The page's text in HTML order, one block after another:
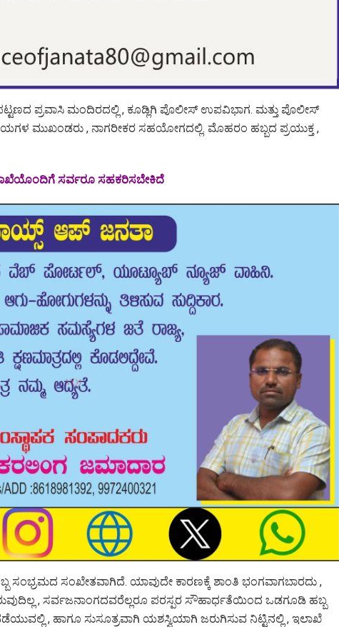
ಪ್ರವಾಸಿ ಮಂದಿರದಲ್ಲಿ , ಕೂಡ್ಲಿಗಿ ಪೊಲೀಸ್ ಉಪವಿಭಾಗ. ಮತ್ತು ಪೊಲೀಸ್
ಮುಖಂಡರು , ನಾಗರೀಕರ ಸಹಯೋಗದಲ್ಲಿ. ಮೊಹರಂ ಹಬ್ಬದ ಪ್ರಯುಕ್ತ ,
ಸರ್ವರೂ ಸಹಕರಿಸಬೇಕಿದೆ
ಸಂಭ್ರಮದ ಸಂಖೇತವಾಗಿದೆ. ಯಾವುದೇ ಕಾರಣಕ್ಕೆ ಶಾಂತಿ ಭಂಗವಾಗಬಾರದು ,
, ಸರ್ವಜನಾಂಗದವರೆಲ್ಲರೂ ಪರಸ್ಪರ ಸೌಹಾರ್ಧತೆಯಿಂದ ಒಡಗೂಡಿ ಹಬ್ಬ
, ಹಾಗೂ ಸುಸೂತ್ರವ‍ಾಗಿ ಯಶಸ್ವಿಯಾಗಿ ಜರುಗಿಸುವ ನಿಟ್ಟಿನಲ್ಲಿ , ಇಲಾಖೆ